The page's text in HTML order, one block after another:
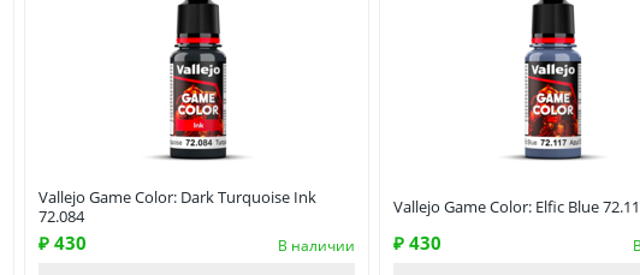
Vallejo Game Color: Dark Turquoise Ink
72.084
₽ 430 В наличии
Vallejo Game Color: Elfic Blue
₽ 430